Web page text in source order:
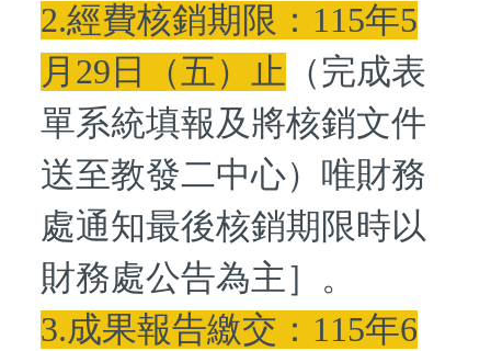
2.經費核銷期限：115年5
月29日（五）止 （完成表
單系統填報及將核銷文件
送至教發二中心）唯財務
處通知最後核銷期限時以
財務處公告為主］。
3.成果報告繳交：115年6